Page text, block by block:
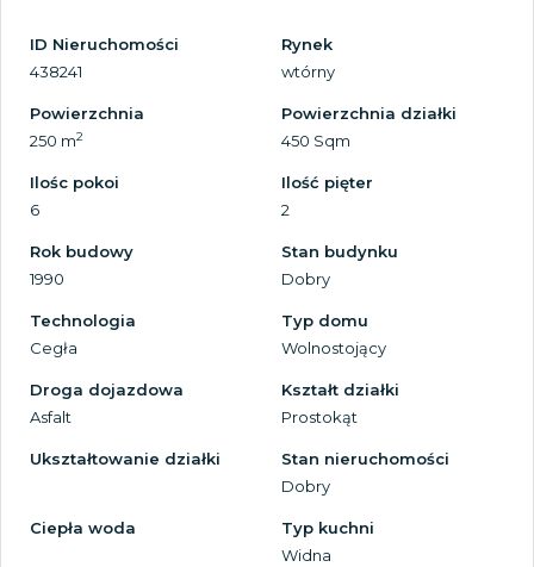
ID Nieruchomości
438241
Rynek
wtórny
Powierzchnia
250 m2
Powierzchnia działki
450 Sqm
Ilośc pokoi
6
Ilość pięter
2
Rok budowy
1990
Stan budynku
Dobry
Technologia
Cegła
Typ domu
Wolnostojący
Droga dojazdowa
Asfalt
Kształt działki
Prostokąt
Ukształtowanie działki
Stan nieruchomości
Dobry
Ciepła woda
Typ kuchni
Widna